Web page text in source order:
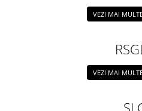
VEZI MAI
VEZI MAI